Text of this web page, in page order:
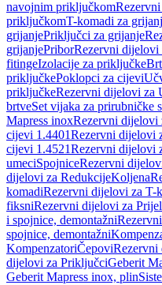
navojnim priključkom
priključkomT-komadi za
grijanjePriključci za grijanje
grijanjePriborRezervni dijelovi
fitingeIzolacije za priključke
priključkePoklopci za cijevi
priključkeRezervni dijelovi za
brtveSet vijaka za prirubničke
Mapress inoxRezervni dijelovi
cijevi 1.4401Rezervni dijelovi
cijevi 1.4521Rezervni dijelovi
umeciSpojniceRezervni
dijelovi za RedukcijeKoljena
komadiRezervni dijelovi za T-
fiksniRezervni dijelovi za
i spojnice, demontažni
spojnice, demontažni
KompenzatoriČepoviRezervni
dijelovi za PriključciGeberit
Geberit Mapress inox, plin